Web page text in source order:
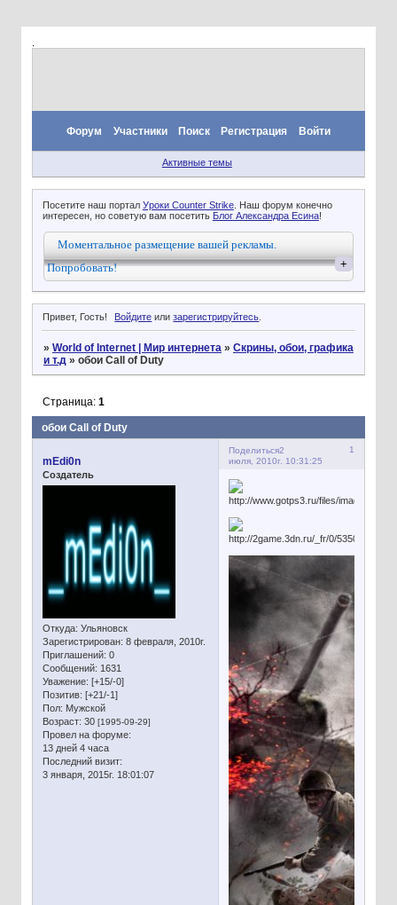
Форум Участники Поиск Регистрация Войти
Активные темы
Посетите наш портал Уроки Counter Strike. Наш форум конечно
интересен, но советую вам посетить Блог Александра Есина!
Моментальное размещение вашей рекламы.
Попробовать!
+
Привет, Гость! Войдите илизарегистрируйтесь.
» World of Internet | Мир интернета » Скрины, обои, графика
и т.д » обои Call of Duty
обои Call of Duty
Страница: 1
Поделиться 1
2
июля, 2010г. 10:31:25
mEdi0n
Создатель
Откуда: Ульяновск
Зарегистрирован: 8 февраля, 2010г.
Приглашений: 0
Сообщений: 1631
Уважение: [+15/-0]
Позитив: [+21/-1]
Пол: Мужской
Возраст: 30 [1995-09-29]
Провел на форуме:
13 дней 4 часа
Последний визит:
3 января, 2015г. 18:01:07